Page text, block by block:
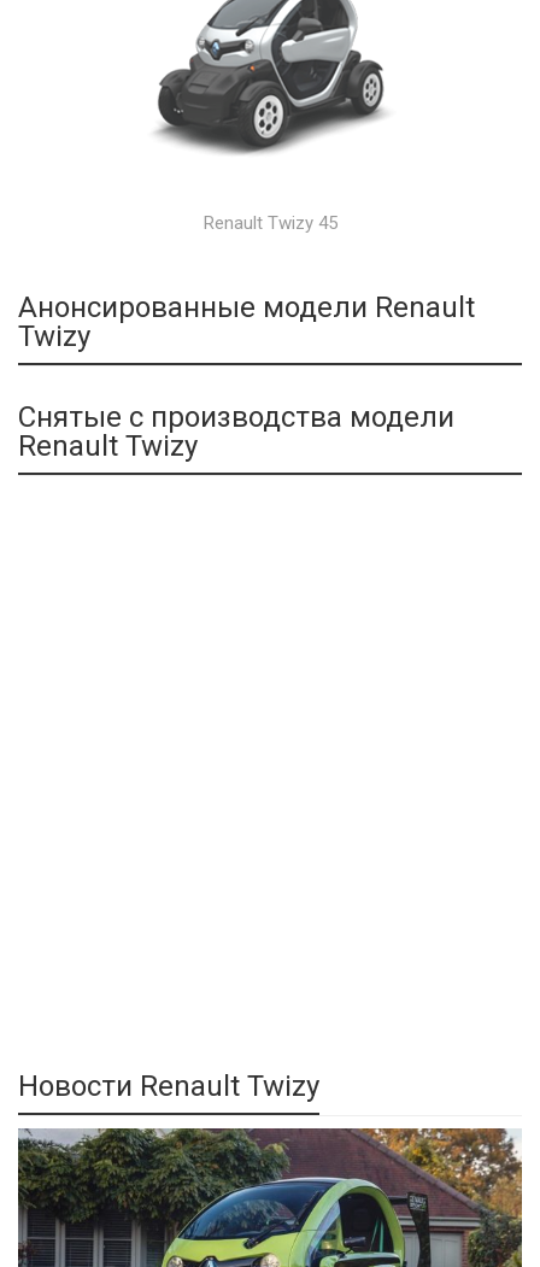
Renault Twizy 45
Анонсированные модели Renault
Twizy
Снятые с производства модели
Renault Twizy
Новости Renault Twizy